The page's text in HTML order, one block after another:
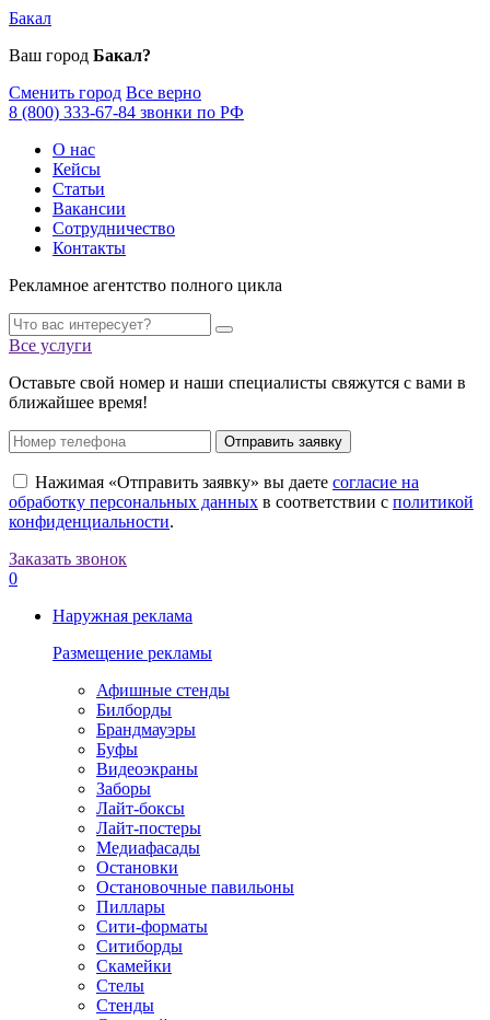
Бакал
Ваш город Бакал?
Сменить город Все верно
8 (800) 333-67-84 звонки по РФ
О нас
Кейсы
Статьи
Вакансии
Сотрудничество
Контакты
Рекламное агентство полного цикла
Все услуги
Оставьте свой номер и наши специалисты свяжутся с вами в
ближайшее время!
Отправить заявку
Нажимая «Отправить заявку» вы даете согласие на
обработку персональных данных в соответствии с политикой
конфиденциальности.
Заказать звонок
0
Наружная реклама
Размещение рекламы
Афишные стенды
Билборды
Брандмауэры
Буфы
Видеоэкраны
Заборы
Лайт-боксы
Лайт-постеры
Медиафасады
Остановки
Остановочные павильоны
Пиллары
Сити-форматы
Ситиборды
Скамейки
Стелы
Стенды